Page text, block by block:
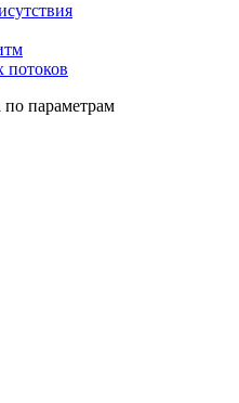
потоков
параметрам